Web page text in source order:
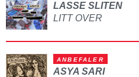
LASSE SLITEN
LITT OVER
ANBEFALER
ASYA SARI